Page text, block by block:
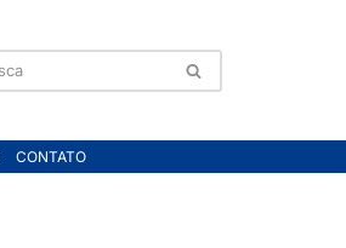
CONTATO